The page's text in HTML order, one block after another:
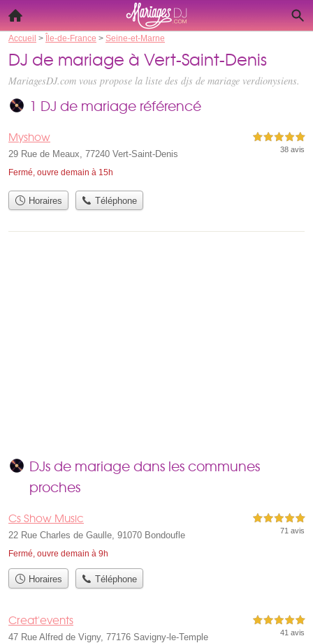
Accueil > Île-de-France > Seine-et-Marne
DJ de mariage à Vert-Saint-Denis
MariagesDJ.com vous propose la liste des djs de mariage verdionysiens.
1 DJ de mariage référencé
Myshow
29 Rue de Meaux, 77240 Vert-Saint-Denis
Fermé, ouvre demain à 15h
5,0 étoiles sur 5
38 avis
Horaires Téléphone
DJs de mariage dans les communes
proches
Cs Show Music
22 Rue Charles de Gaulle, 91070 Bondoufle
Fermé, ouvre demain à 9h
5,0 étoiles sur 5
71 avis
Horaires Téléphone
Creat'events
47 Rue Alfred de Vigny, 77176 Savigny-le-Temple
5,0 étoiles sur 5
41 avis